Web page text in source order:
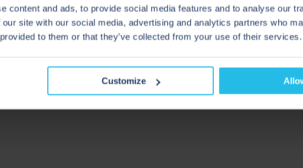
content and ads, to provide social media features and to analyse our
site with our social media, advertising and analytics partners who
to them or that they’ve collected from your use of their services.
Customize
avantages du raclage
liquides pour
comprend des
améliorée, une
Si vous traitez des boues de
aujourd'hui notre guide gratuit